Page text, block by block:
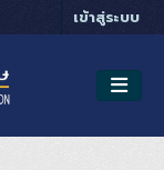
เข้าสู่ระบบ